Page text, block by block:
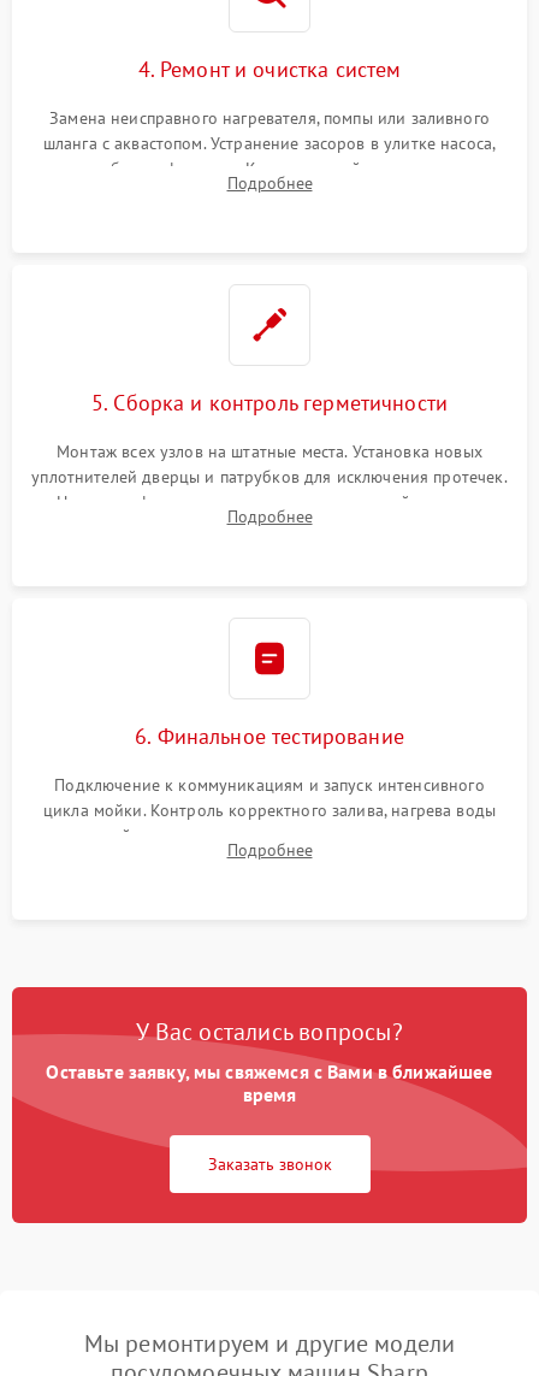
4. Ремонт и очистка систем
Замена неисправного нагревателя, помпы или заливного
шланга с аквастопом. Устранение засоров в улитке насоса,
патрубках и фильтрах. Компонентный ремонт платы
управления, восстановление поврежденной проводки.
Подробнее
5. Сборка и контроль герметичности
Монтаж всех узлов на штатные места. Установка новых
уплотнителей дверцы и патрубков для исключения протечек.
Надежная фиксация хомутов гидравлической системы,
сборка корпуса и установка датчика поплавка.
Подробнее
6. Финальное тестирование
Подключение к коммуникациям и запуск интенсивного
цикла мойки. Контроль корректного залива, нагрева воды
до нужной температуры, отсутствия посторонних шумов,
штатного слива и абсолютной сухости в поддоне.
Подробнее
У Вас остались вопросы?
Оставьте заявку, мы свяжемся с Вами в ближайшее
время
Заказать звонок
Мы ремонтируем и другие модели